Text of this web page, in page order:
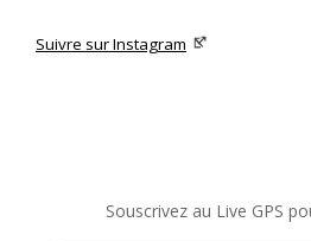
Suivre sur Instagram
Souscrivez au Live GPS